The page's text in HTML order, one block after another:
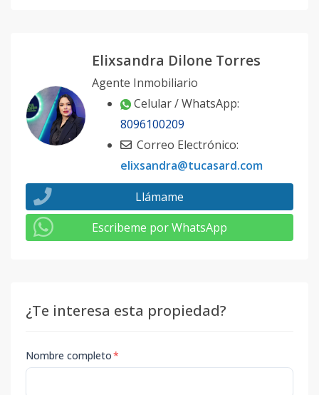
Elixsandra Dilone Torres
Agente Inmobiliario
Celular / WhatsApp:
8096100209
Correo Electrónico:
elixsandra@tucasard.com
Llámame
Escribeme por WhatsApp
¿Te interesa esta propiedad?
Nombre completo*